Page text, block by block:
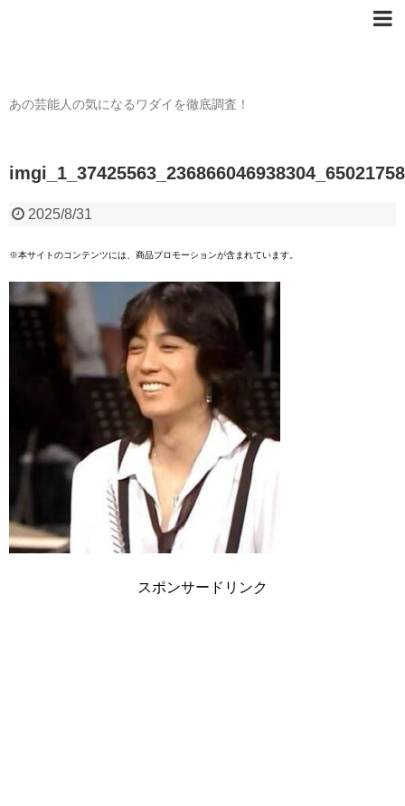
あの芸能人の気になるワダイを徹底調査！
2025/8/31
※本サイトのコンテンツには、商品プロモーションが含まれています。
スポンサードリンク